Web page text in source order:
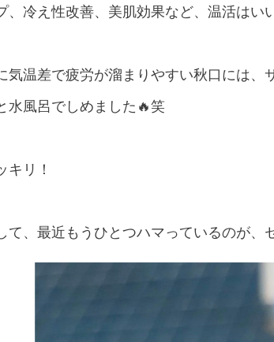
、冷え性改善、美肌効果など、温活はい
気温差で疲労が溜まりやすい秋口には
水風呂でしめました🔥笑
キリ！
て、最近もうひとつハマっているのが、